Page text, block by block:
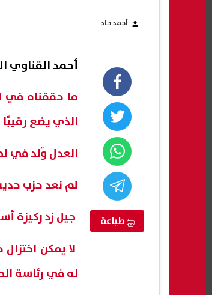
أحمد جاد
طباعة
أحمد القناوي
ما حققناه في
الذي يضع
العدل وُلد في
لم نعد حزب
جيل زد ركيزة
لا يمكن
له في رئاسة